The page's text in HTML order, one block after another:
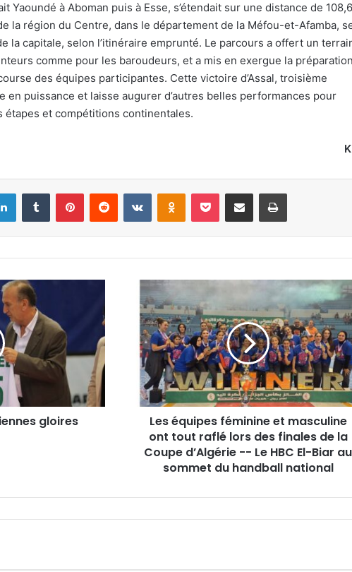
Yaoundé à Aboman puis à Esse, s’étendait sur une distance de 108,6
la région du Centre, dans le département de la Méfou-et-Afamba,
la capitale, selon l’itinéraire emprunté. Le parcours a offert un
comme pour les baroudeurs, et a mis en exergue la préparation
des équipes participantes. Cette victoire d’Assal, troisième
en puissance et laisse augurer d’autres belles performances pour
étapes et compétitions continentales.
LinkedinTumblr PinterestReddit VKontakteOdnoklassniki
Pocket Partager par email Imprimer
gloires
équipes
féminine
masculine
ont
tout
raflé
lors
finales
-
El-
Les équipes féminine et masculine
ont tout raflé lors des finales de la
Coupe d’Algérie -- Le HBC El-Biar au
sommet du handball national